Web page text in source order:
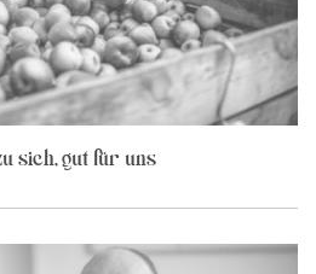
sich, gut für uns